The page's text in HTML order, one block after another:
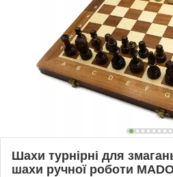
Шахи турнірні для
шахи ручної роботи